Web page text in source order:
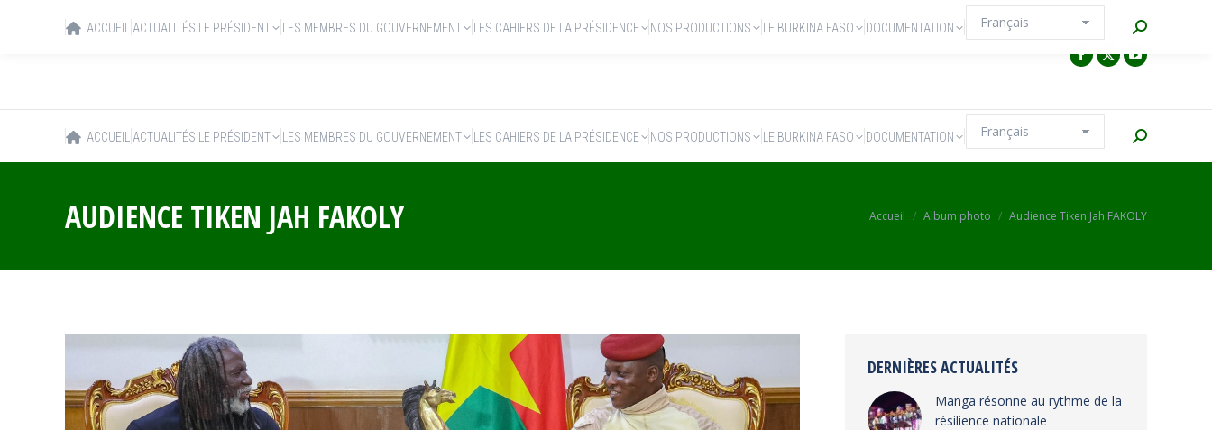
ACCUEIL ACTUALITÉS LE PRÉSIDENT LES MEMBRES DU GOUVERNEMENT LES CAHIERS DE LA PRÉSIDENCE NOS PRODUCTIONS LE BURKINA FASO DOCUMENTATION Recherche
AUDIENCE TIKEN JAH FAKOLY Vous êtes ici :
Accueil Album photo Audience Tiken Jah FAKOLY
DERNIÈRES ACTUALITÉS
Manga résonne au rythme de la
résilience nationale
ACCUEIL ACTUALITÉS LE PRÉSIDENT LES MEMBRES DU GOUVERNEMENT LES CAHIERS DE LA PRÉSIDENCE NOS PRODUCTIONS LE BURKINA FASO DOCUMENTATION Recherche